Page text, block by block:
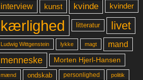
interview kunst kvinde kvinder
kærlighed litteratur livet
Ludwig Wittgenstein lykke magt mand
menneske Morten Hjerl-Hansen
mænd ondskab personlighed politik